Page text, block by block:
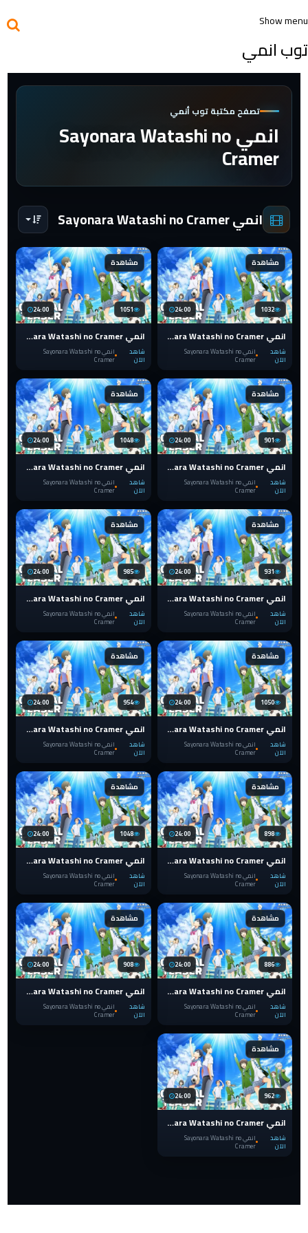
Show menu
توب انمي
تصفح مكتبة توب أنمي
انمي Sayonara Watashi no
Cramer
انمي Sayonara Watashi no Cramer
مشاهدة
24:00 1032
انمي Sayonara Watashi no Cramer الحلقة 13 والاخيرة
شاهد
الآن
انمي Sayonara Watashi no
Cramer
مشاهدة
24:00 1051
انمي Sayonara Watashi no Cramer الحلقة 12
شاهد
الآن
انمي Sayonara Watashi no
Cramer
مشاهدة
24:00 901
انمي Sayonara Watashi no Cramer الحلقة 11
شاهد
الآن
انمي Sayonara Watashi no
Cramer
مشاهدة
24:00 1048
انمي Sayonara Watashi no Cramer الحلقة 10
شاهد
الآن
انمي Sayonara Watashi no
Cramer
مشاهدة
24:00 931
انمي Sayonara Watashi no Cramer الحلقة 9
شاهد
الآن
انمي Sayonara Watashi no
Cramer
مشاهدة
24:00 985
انمي Sayonara Watashi no Cramer الحلقة 8
شاهد
الآن
انمي Sayonara Watashi no
Cramer
مشاهدة
24:00 1050
انمي Sayonara Watashi no Cramer الحلقة 7
شاهد
الآن
انمي Sayonara Watashi no
Cramer
مشاهدة
24:00 954
انمي Sayonara Watashi no Cramer الحلقة 6
شاهد
الآن
انمي Sayonara Watashi no
Cramer
مشاهدة
24:00 898
انمي Sayonara Watashi no Cramer الحلقة 5
شاهد
الآن
انمي Sayonara Watashi no
Cramer
مشاهدة
24:00 1048
انمي Sayonara Watashi no Cramer الحلقة 4
شاهد
الآن
انمي Sayonara Watashi no
Cramer
مشاهدة
24:00 886
انمي Sayonara Watashi no Cramer الحلقة 3
شاهد
الآن
انمي Sayonara Watashi no
Cramer
مشاهدة
24:00 908
انمي Sayonara Watashi no Cramer الحلقة 2
شاهد
الآن
انمي Sayonara Watashi no
Cramer
مشاهدة
24:00 962
انمي Sayonara Watashi no Cramer الحلقة 1
شاهد
الآن
انمي Sayonara Watashi no
Cramer